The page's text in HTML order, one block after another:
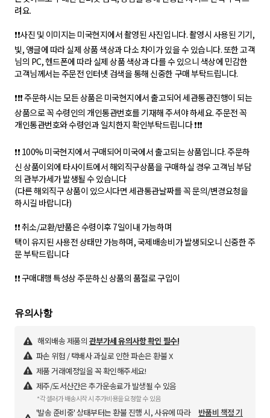
려요.
❗❗사진 및 이미지는 미국현지에서 촬영된 사진입니다. 촬영시 사용된 기기,
빛, 앵글에 따라 실제 상품 색상과 다소 차이가 있을 수 있습니다. 또한 고객
님의 PC, 헨드폰에 따라 실제 상품 색상과 다를 수 있으니 색상에 민감한
고객님께서는 주문전 인터넷 검색을 통해 신중한 구매 부탁드립니다.
❗❗❗ 주문하시는 모든 상품은 미국현지에서 출고되어 세관통관진행이 되는
상품으로 꼭 수령인의 개인통관번호를 기재해 주셔야 하세요. 주문전 꼭
개인통관번호와 수령인과 일치한지 확인부탁드립니다 ❗❗❗
❗❗ 100% 미국현지에서 구매되어 미국에서 출고되는 상품입니다. 주문하
신 상품이외에 타사이트에서 해외직구상품을 구매하실 경우 고객님 부담
의 관부가세가 발생될 수 있습니다
(다른 해외직구 상품이 있으시다면 세관통관날짜를 꼭 문의/변경요청을
하시길 바랍니다)
❗❗ 취소/교환/반품은 수령이후 7일이내 가능하며
택이 유지된 사용전 상태만 가능하며, 국제배송비가 발생되오니 신중한 주
문 부탁드립니다
❗❗ 구매대행 특성상 주문하신 상품의 품절로 구입이
유의사항
해외배송 제품의 관부가세 유의사항 확인 필수!
파손 위험 / 택배사 과실로 인한 파손은 환불 X
제품 거래예정일을 꼭 확인해주세요!
제주/도서산간은 추가운송료가 발생될 수 있음
*각 셀러가 배송시작 시 추가비용을 요청할 수 있음
'발송 준비중' 상태부터는 환불 진행 시, 사유에 따라
반품비 책정 기